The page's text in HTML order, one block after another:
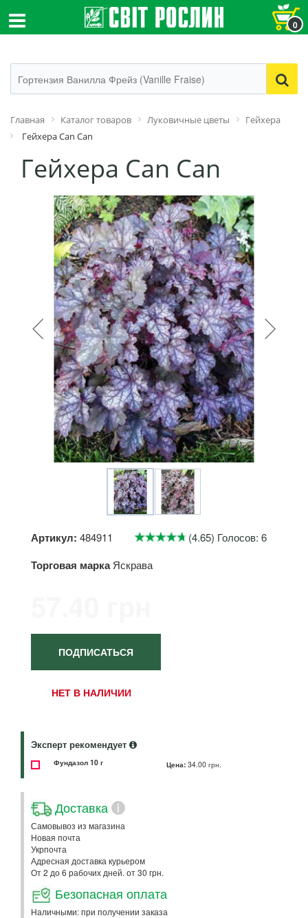
0
Главная Каталог товаров Луковичные цветы
Гейхера
Гейхера Can Can
Гейхера Can Can
Артикул: 484911 (4.65) Голосов: 6
Торговая марка Яскрава
ПОДПИСАТЬСЯ
НЕТ В НАЛИЧИИ
Эксперт рекомендует
Фундазол 10 г Цена: 34.00 грн.
Доставка i
Самовывоз из магазина
Новая почта
Укрпочта
Адресная доставка курьером
От 2 до 6 рабочих дней. от 30 грн.
Безопасная оплата
Наличными: при получении заказа